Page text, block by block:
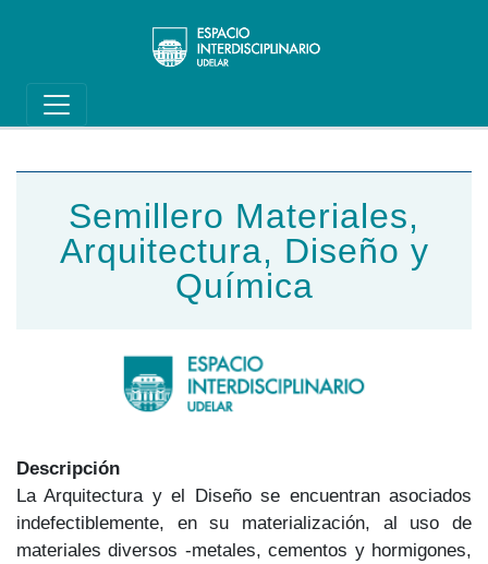
Main navigation
Semillero Materiales,
Arquitectura, Diseño y
Química
Descripción
La Arquitectura y el Diseño se encuentran asociados
indefectiblemente, en su materialización, al uso de
materiales diversos -metales, cementos y hormigones,